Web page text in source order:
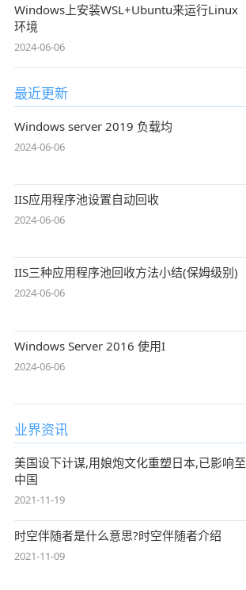
Windows上安装WSL+Ubuntu来运行Linux
环境
2024-06-06
最近更新
Windows server 2019 负载均
2024-06-06
IIS应用程序池设置自动回收
2024-06-06
IIS三种应用程序池回收方法小结(保姆级别)
2024-06-06
Windows Server 2016 使用I
2024-06-06
业界资讯
美国设下计谋,用娘炮文化重塑日本,已影响至
中国
2021-11-19
时空伴随者是什么意思?时空伴随者介绍
2021-11-09